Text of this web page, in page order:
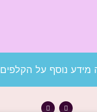
מידע נוסף על הקלפים